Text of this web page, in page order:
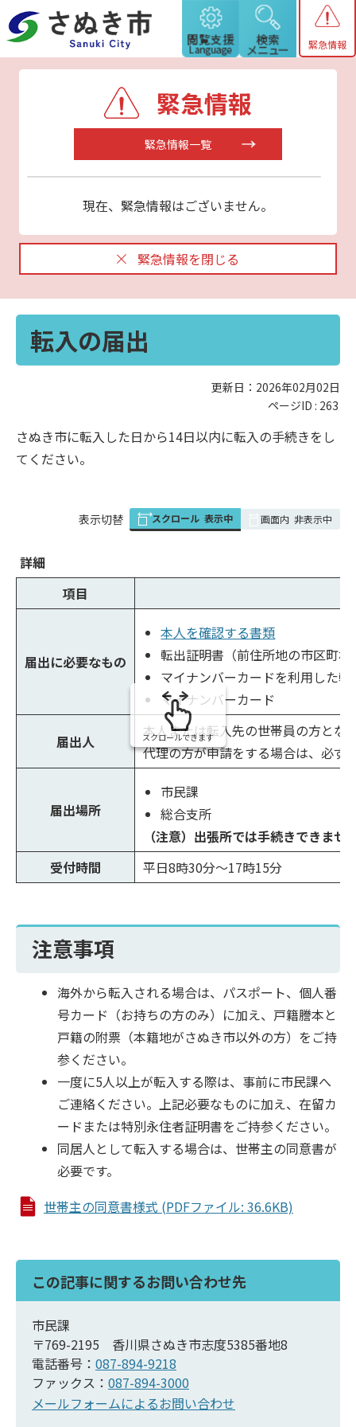
緊急情報
緊急情報
緊急情報一覧
現在、緊急情報はございません。
緊急情報を閉じる
転入の届出
更新日：2026年02月02日
ページID : 263
さぬき市に転入した日から14日以内に転入の手続きをし
てください。
表
の
表示切替 スクロール 表示中 画面内 非表示中
詳細
項目
届出に必要なもの
本人を確認する書類
転出証明書（前住所地の市区町村
マイナンバーカードを利用した
マイナンバーカード
届出人
本人または転入先の世帯員の方とな
代理の方が申請をする場合は、必ず
届出場所
市民課
総合支所
（注意）出張所では手続きできま
受付時間
平日8時30分～17時15分
スクロールできます
注意事項
海外から転入される場合は、パスポート、個人番
号カード（お持ちの方のみ）に加え、戸籍謄本と
戸籍の附票（本籍地がさぬき市以外の方）をご持
参ください。
一度に5人以上が転入する際は、事前に市民課へ
ご連絡ください。上記必要なものに加え、在留カ
ードまたは特別永住者証明書をご持参ください。
同居人として転入する場合は、世帯主の同意書が
必要です。
世帯主の同意書様式 (PDFファイル: 36.6KB)
この記事に関するお問い合わせ先
市民課
〒769-2195 香川県さぬき市志度5385番地8
電話番号： 087-894-9218
ファックス： 087-894-3000
メールフォームによるお問い合わせ